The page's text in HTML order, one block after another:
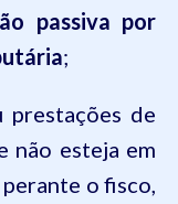
passiva por
;
prestações de
não esteja em
o fisco,